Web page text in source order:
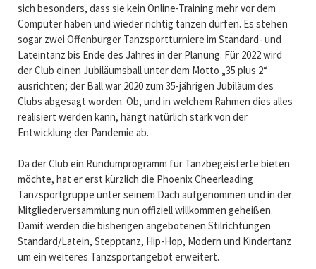
sich besonders, dass sie kein Online-Training mehr vor dem
Computer haben und wieder richtig tanzen dürfen. Es stehen
sogar zwei Offenburger Tanzsportturniere im Standard- und
Lateintanz bis Ende des Jahres in der Planung. Für 2022 wird
der Club einen Jubiläumsball unter dem Motto „35 plus 2“
ausrichten; der Ball war 2020 zum 35-jährigen Jubiläum des
Clubs abgesagt worden. Ob, und in welchem Rahmen dies alles
realisiert werden kann, hängt natürlich stark von der
Entwicklung der Pandemie ab.
Da der Club ein Rundumprogramm für Tanzbegeisterte bieten
möchte, hat er erst kürzlich die Phoenix Cheerleading
Tanzsportgruppe unter seinem Dach aufgenommen und in der
Mitgliederversammlung nun offiziell willkommen geheißen.
Damit werden die bisherigen angebotenen Stilrichtungen
Standard/Latein, Stepptanz, Hip-Hop, Modern und Kindertanz
um ein weiteres Tanzsportangebot erweitert.